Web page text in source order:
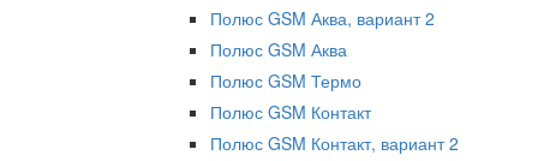
Полюс GSM Аква, вариант 2
Полюс GSM Аква
Полюс GSM Термо
Полюс GSM Контакт
Полюс GSM Контакт, вариант 2